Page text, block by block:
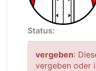
Status:
vergeben:
vergeben oder